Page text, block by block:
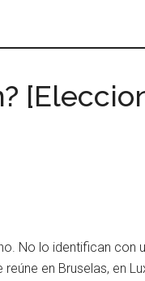
No lo identifican con
en Bruselas, en